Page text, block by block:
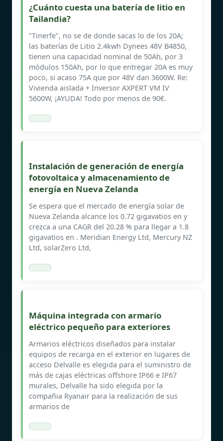
¿Cuánto cuesta una batería de litio en
Tailandia?
"Tinerfe", no se de donde sacas lo de los 20A;
las baterías de Litio 2.4kwh Dynees 48V B4850,
tienen una capacidad nominal de 50Ah, por 3
módulos 150Ah, por lo que entregar 20A es muy
poco, si acaso 75A que por 48V dan 3600W. Re:
Vivienda aislada + Inversor AXPERT VM IV
5600W, ¡AYUDA! Todo por menos de 90€.
Instalación de generación de energía
fotovoltaica y almacenamiento de
energía en Nueva Zelanda
Se espera que el mercado de energía solar de
Nueva Zelanda alcance los 0.72 gigavatios en y
crezca a una CAGR del 20.28 % para llegar a 1.8
gigavatios en . Meridian Energy Ltd, Mercury NZ
Ltd, solarZero Ltd,
Máquina integrada con armario
eléctrico pequeño para exteriores
Armarios eléctricos diseñados para instalar
equipos de recarga en el exterior en lugares de
acceso Delvalle es elegida para el suministro de
más de cajas eléctricas offshore IP66 e IP67
murales, Delvalle ha sido elegida por la
compañia Ryanair para la realización de sus
armarios de